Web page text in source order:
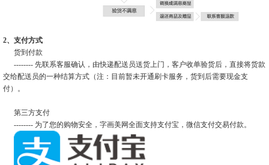
2、支付方式
货到付款
-------- 先联系客服确认，由快递配送员送货上门，客户收单验货后，直接将货款
交给配送员的一种结算方式（注：目前暂未开通刷卡服务，货到后需要现金支
付）。
第三方支付
-------- 为了您的购物安全，字画美网全面支持支付宝，微信支付交易付款。